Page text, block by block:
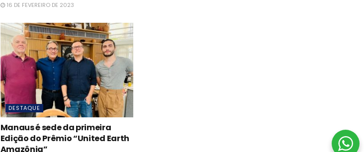
16 DE FEVEREIRO DE 2023
DESTAQUE
Manaus é sede da primeira
Edição do Prêmio “United Earth
Amazônia”